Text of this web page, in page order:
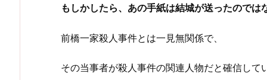
もしかしたら、あの手紙は結城が送ったのでは
前橋一家殺人事件とは一見無関係で、
その当事者が殺人事件の関連人物だと確信し